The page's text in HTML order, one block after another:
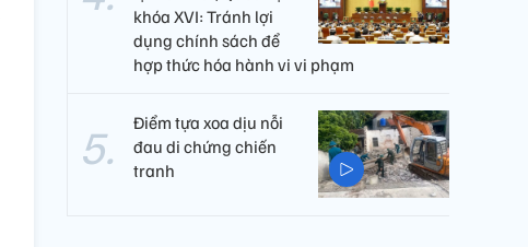
khóa XVI: Tránh lợi
dụng chính sách để
hợp thức hóa hành vi vi phạm
Điểm tựa xoa dịu nỗi
đau di chứng chiến
tranh